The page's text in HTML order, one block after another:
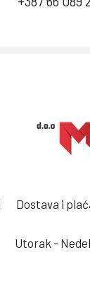
Dostava i
Utorak -